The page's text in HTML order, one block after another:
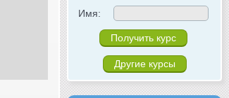
Имя:
Другие курсы